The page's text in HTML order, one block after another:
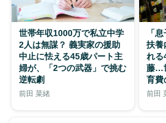
世帯年収1000万で私立中学
2人は無謀？ 義実家の援助
中止に怯える45歳パート主
婦が、「2つの武器」で挑む
逆転劇
前田 菜緒
「
扶養
れる
藤…
育費
前田